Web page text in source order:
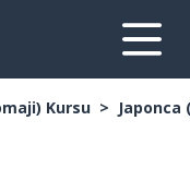
Kursu Japonca